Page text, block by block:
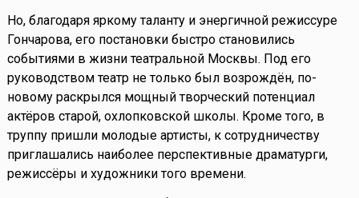
Но, благодаря яркому таланту и энергичной режиссуре
Гончарова, его постановки быстро становились
событиями в жизни театральной Москвы. Под его
руководством театр не только был возрождён, по-
новому раскрылся мощный творческий потенциал
актёров старой, охлопковской школы. Кроме того, в
труппу пришли молодые артисты, к сотрудничеству
приглашались наиболее перспективные драматурги,
режиссёры и художники того времени.